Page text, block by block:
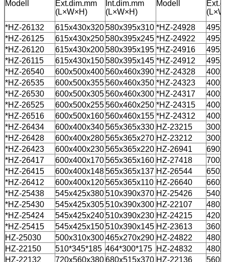
Modell
Ext.dim.mm
(L×W×H)
Int.dim.mm
(L×W×H)
Modell
*HZ-26132
615x430x320580x395x310 *HZ-24928
*HZ-26125
615x430x250580x395x245 *HZ-24922
*HZ-26120
615x430x200580x395x195 *HZ-24916
*HZ-26115
615x430x150580x395x145 *HZ-24912
*HZ-26540
600x500x400560x460x390 *HZ-24328
*HZ-26535
600x500x355560x460x350 *HZ-24323
*HZ-26530
600x500x305560x460x300 *HZ-24317
*HZ-26525
600x500x255560x460x250 *HZ-24315
*HZ-26516
600x500x160560x460x155 *HZ-24312
*HZ-26434
600x400x340565x365x330 HZ-23215
*HZ-26428
600x400x280565x365x270 HZ-23212
*HZ-26423
600x400x230565x365x220 HZ-26941
*HZ-26417
600x400x170565x365x160 HZ-27418
*HZ-26415
600x400x148565x365x137 HZ-26544
*HZ-26412
600x400x120565x365x110 HZ-26640
*HZ-25438
545x425x380510x390x370 HZ-25426
*HZ-25430
545x425x305510x390x300 HZ-22107
*HZ-25424
545x425x240510x390x230 HZ-24215
*HZ-25415
545x425x150510x390x145 HZ-23613
HZ-25030
500x310x300465x270x290 HZ-24822
HZ-22150
510*345*185 464*300*175 HZ-24832
HZ-22132
720x560x380680x515x370 HZ-22136